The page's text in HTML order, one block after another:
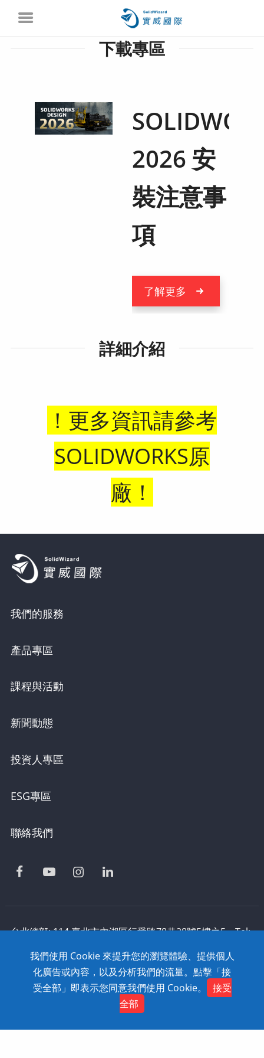
下載專區
2026 安
裝注意事
項
了解更多
詳細介紹
！更多資訊請參考
SOLIDWORKS原
廠！
我們的服務
產品專區
課程與活動
新聞動態
投資人專區
ESG專區
聯絡我們
台北總部: 114 臺北市內湖區行愛路78巷28號5樓之5 Tel:
0800-868-358
Copyright © 2020 SolidWizard Technology
Co.,Ltd. All Rights Reserved. Dtell
網頁設計
Contact
我們使用 Cookie 來提升您的瀏覽體驗、提供個人
化廣告或內容，以及分析我們的流量。點擊「接
受全部」即表示您同意我們使用 Cookie。
接受
全部